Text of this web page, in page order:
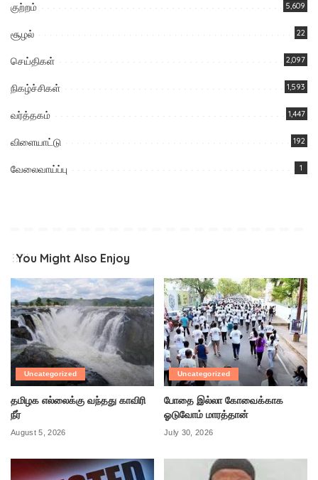
குற்றம் 5,609
சூழல் 22
செய்திகள் 2,097
நிகழ்ச்சிகள் 1,593
வர்த்தகம் 1,447
விளையாட்டு 192
வேலைவாய்ப்பு 1
You Might Also Enjoy
Uncategorized
தமிழக எல்லைக்கு வந்தது காவிரி
நீர்
August 5, 2026
Uncategorized
போதை இல்லா கோவைக்காக
ஓடுவோம் மாரத்தான்
July 30, 2026